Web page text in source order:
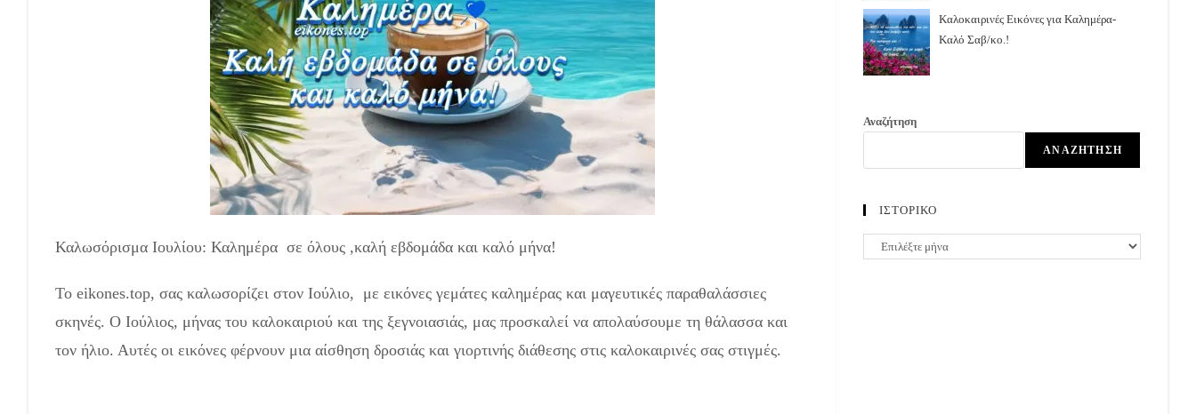
Καλωσόρισμα Ιουλίου: Καλημέρα σε όλους ,καλή εβδομάδα και καλό μήνα!
Το eikones.top, σας καλωσορίζει στον Ιούλιο, με εικόνες γεμάτες καλημέρας και μαγευτικές παραθαλάσσιες
σκηνές. Ο Ιούλιος, μήνας του καλοκαιριού και της ξεγνοιασιάς, μας προσκαλεί να απολαύσουμε τη θάλασσα και
τον ήλιο. Αυτές οι εικόνες φέρνουν μια αίσθηση δροσιάς και γιορτινής διάθεσης στις καλοκαιρινές σας στιγμές.
Καλοκαιρινές Εικόνες για Καλημέρα-
Καλό Σαβ/κο.!
Αναζήτηση
ΑΝΑΖΉΤΗΣΗ
ΙΣΤΟΡΙΚΟ
ΙΣΤΟΡΙΚΟ